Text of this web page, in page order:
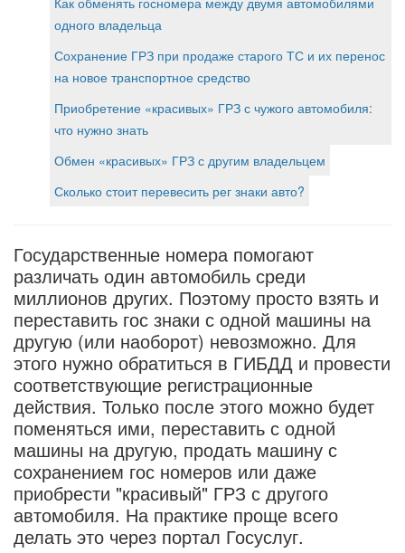
одного владельца
Сохранение ГРЗ при продаже старого ТС и их перенос
на новое транспортное средство
Приобретение «красивых» ГРЗ с чужого автомобиля:
что нужно знать
Обмен «красивых» ГРЗ с другим владельцем
Сколько стоит перевесить рег знаки авто?
Государственные номера помогают
различать один автомобиль среди
миллионов других. Поэтому просто взять и
переставить гос знаки с одной машины на
другую (или наоборот) невозможно. Для
этого нужно обратиться в ГИБДД и провести
соответствующие регистрационные
действия. Только после этого можно будет
поменяться ими, переставить с одной
машины на другую, продать машину с
сохранением гос номеров или даже
приобрести "красивый" ГРЗ с другого
автомобиля. На практике проще всего
делать это через портал Госуслуг.